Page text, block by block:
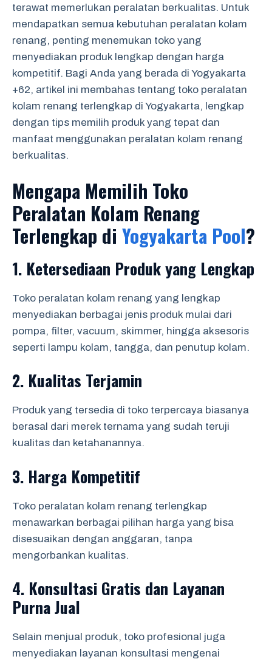
terawat memerlukan peralatan berkualitas. Untuk
mendapatkan semua kebutuhan peralatan kolam
renang, penting menemukan toko yang
menyediakan produk lengkap dengan harga
kompetitif. Bagi Anda yang berada di Yogyakarta
+62, artikel ini membahas tentang toko peralatan
kolam renang terlengkap di Yogyakarta, lengkap
dengan tips memilih produk yang tepat dan
manfaat menggunakan peralatan kolam renang
berkualitas.
Mengapa Memilih Toko
Peralatan Kolam Renang
Terlengkap di Yogyakarta Pool?
1. Ketersediaan Produk yang Lengkap
Toko peralatan kolam renang yang lengkap
menyediakan berbagai jenis produk mulai dari
pompa, filter, vacuum, skimmer, hingga aksesoris
seperti lampu kolam, tangga, dan penutup kolam.
2. Kualitas Terjamin
Produk yang tersedia di toko terpercaya biasanya
berasal dari merek ternama yang sudah teruji
kualitas dan ketahanannya.
3. Harga Kompetitif
Toko peralatan kolam renang terlengkap
menawarkan berbagai pilihan harga yang bisa
disesuaikan dengan anggaran, tanpa
mengorbankan kualitas.
4. Konsultasi Gratis dan Layanan
Purna Jual
Selain menjual produk, toko profesional juga
menyediakan layanan konsultasi mengenai